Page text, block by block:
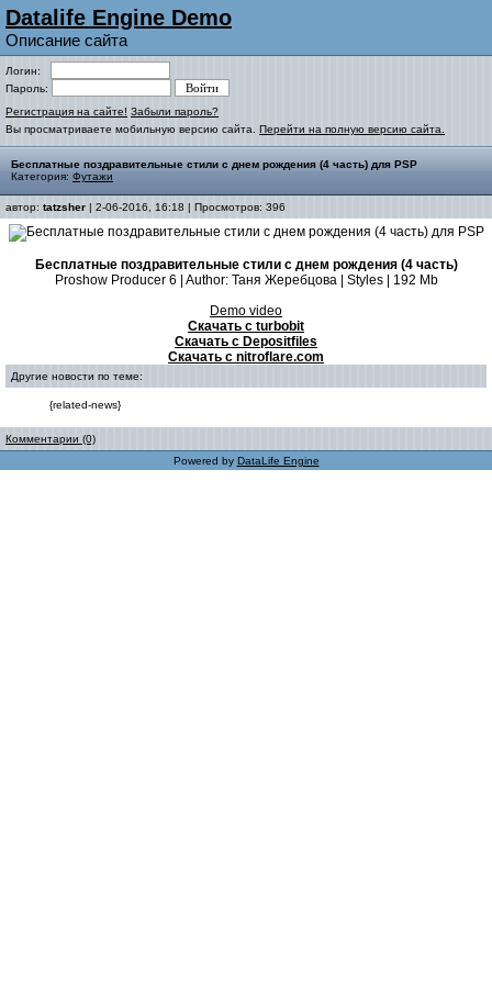
Datalife Engine Demo
Описание сайта
Логин:
Пароль:
Регистрация на сайте! Забыли пароль?
Вы просматриваете мобильную версию сайта. Перейти на полную версию сайта.
Бесплатные поздравительные стили с днем рождения (4 часть) для PSP
Категория: Футажи
автор: tatzsher | 2-06-2016, 16:18 | Просмотров: 396
Бесплатные поздравительные стили с днем рождения (4 часть)
Proshow Producer 6 | Author: Таня Жеребцова | Styles | 192 Mb
Demo video
Скачать с turbobit
Скачать с Depositfiles
Скачать с nitroflare.com
Другие новости по теме:
{related-news}
Комментарии (0)
Powered by DataLife Engine